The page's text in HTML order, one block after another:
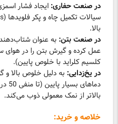
در صنعت حفاری: ایجاد فشار
بالا.
در صنعت بتن:
عمل کرده و گیرش بتن را در هوای
کلسیم کلراید با خلوص پایین).
در یخ‌زدایی: به دلیل خلوص بالا و
بالاتر از نمک معمولی ذوب می‌کند.
خلاصه و خرید: